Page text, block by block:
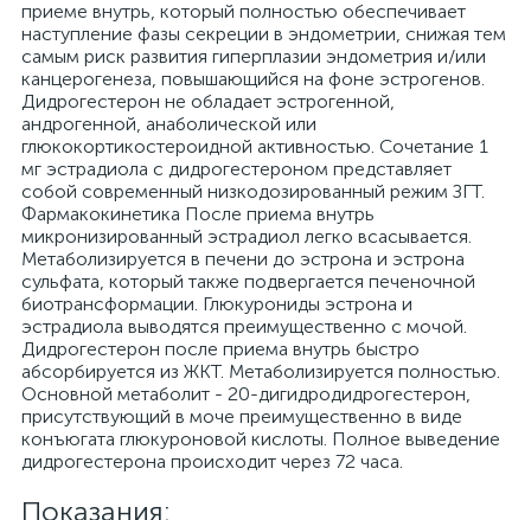
приеме внутрь, который полностью обеспечивает
наступление фазы секреции в эндометрии, снижая тем
самым риск развития гиперплазии эндометрия и/или
канцерогенеза, повышающийся на фоне эстрогенов.
Дидрогестерон не обладает эстрогенной,
андрогенной, анаболической или
глюкокортикостероидной активностью. Сочетание 1
мг эстрадиола с дидрогестероном представляет
собой современный низкодозированный режим ЗГТ.
Фармакокинетика После приема внутрь
микронизированный эстрадиол легко всасывается.
Метаболизируется в печени до эстрона и эстрона
сульфата, который также подвергается печеночной
биотрансформации. Глюкурониды эстрона и
эстрадиола выводятся преимущественно с мочой.
Дидрогестерон после приема внутрь быстро
абсорбируется из ЖКТ. Метаболизируется полностью.
Основной метаболит - 20-дигидродидрогестерон,
присутствующий в моче преимущественно в виде
конъюгата глюкуроновой кислоты. Полное выведение
дидрогестерона происходит через 72 часа.
Показания: